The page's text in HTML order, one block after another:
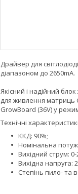
Драйвер для
діапазоном до 2650mA.
Якісний і надійний
для живлення матриць
GrowBoard (36V) у
Технічні
ККД: 90%;
Номінальна
Вихідний струм:
Вихідна напруга:
Cтепінь пило- та